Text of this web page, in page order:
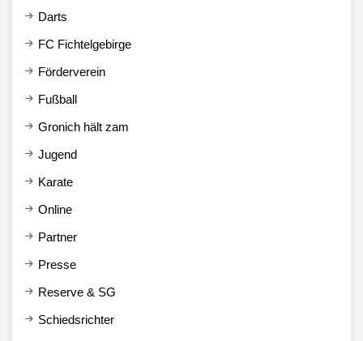
Darts
FC Fichtelgebirge
Förderverein
Fußball
Gronich hält zam
Jugend
Karate
Online
Partner
Presse
Reserve & SG
Schiedsrichter